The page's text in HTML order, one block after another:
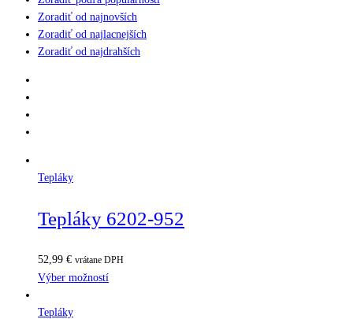
Zoradiť od najnovších
Zoradiť od najlacnejších
Zoradiť od najdrahších
Tepláky
Tepláky 6202-952
52,99 € vrátane DPH
Výber možností
Tepláky